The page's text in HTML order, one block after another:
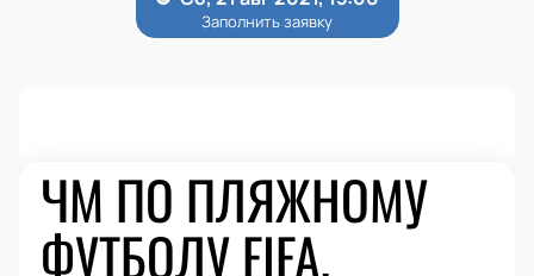
ЧМ ПО ПЛЯЖНОМУ
ФУТБОЛУ FIFA,